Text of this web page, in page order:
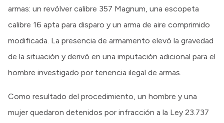
armas: un revólver calibre 357 Magnum, una escopeta
calibre 16 apta para disparo y un arma de aire comprimido
modificada. La presencia de armamento elevó la gravedad
de la situación y derivó en una imputación adicional para el
hombre investigado por tenencia ilegal de armas.
Como resultado del procedimiento, un hombre y una
mujer quedaron detenidos por infracción a la Ley 23.737